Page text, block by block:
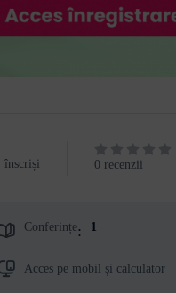
înscriși 0 recenzii
Conferințe: 1
Acces pe mobil și calculator